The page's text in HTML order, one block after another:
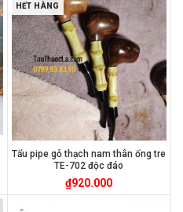
HẾT HÀNG
Tẩu pipe gỗ thạch nam thân ống tre
TE-702 độc đáo
₫920.000